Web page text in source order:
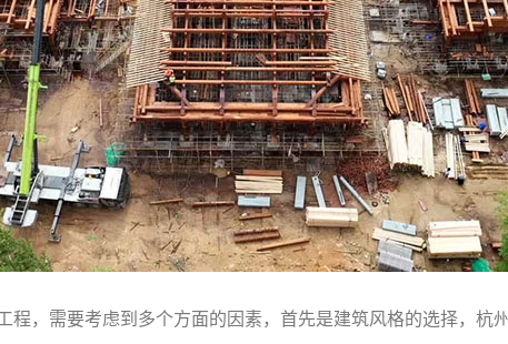
程，需要考虑到多个方面的因素，首先是建筑风格的选择，杭